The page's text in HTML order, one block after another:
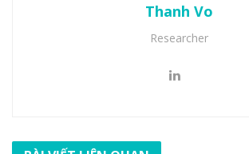
Thanh Vo
Researcher